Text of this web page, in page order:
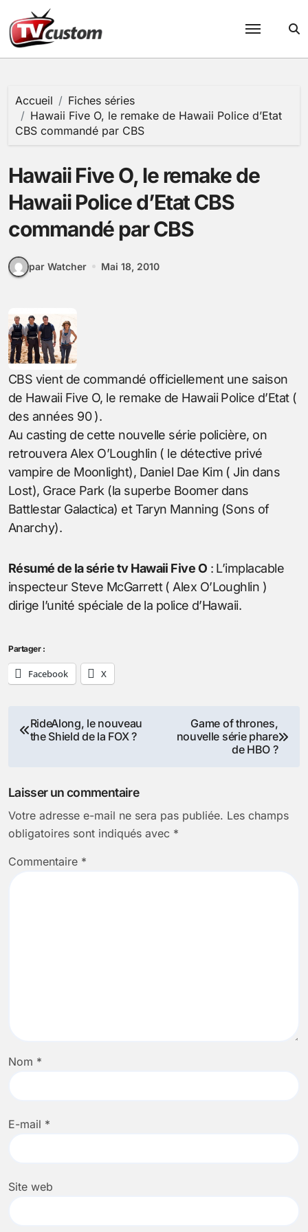
au
contenu
Accueil
Fiches séries
Hawaii Five O, le remake de Hawaii Police d’Etat
CBS commandé par CBS
Hawaii Five O, le remake de
Hawaii Police d’Etat CBS
commandé par CBS
par Watcher Mai 18, 2010
CBS vient de commandé officiellement une saison
de Hawaii Five O, le remake de Hawaii Police d’Etat (
des années 90 ).
Au casting de cette nouvelle série policière, on
retrouvera Alex O’Loughlin ( le détective privé
vampire de Moonlight), Daniel Dae Kim ( Jin dans
Lost), Grace Park (la superbe Boomer dans
Battlestar Galactica) et Taryn Manning (Sons of
Anarchy).
Résumé de la série tv Hawaii Five O : L’implacable
inspecteur Steve McGarrett ( Alex O’Loughlin )
dirige l’unité spéciale de la police d’Hawaii.
Partager :
Facebook X
Navigation
l’article
RideAlong, le nouveau
the Shield de la FOX ?
Game of thrones,
nouvelle série phare
de HBO ?
Laisser un commentaire
Votre adresse e-mail ne sera pas publiée. Les champs
obligatoires sont indiqués avec *
Commentaire *
Nom *
E-mail *
Site web